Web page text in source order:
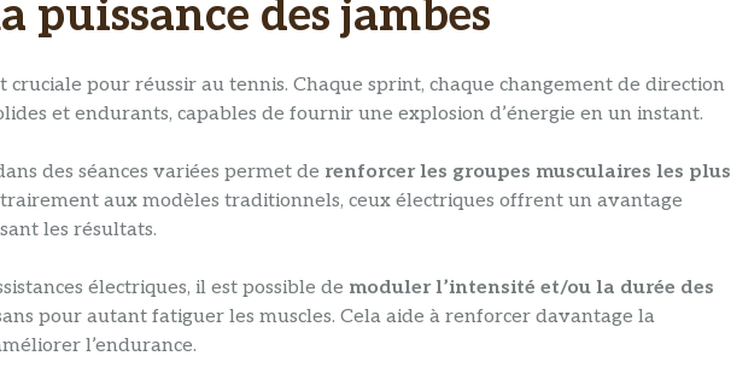
puissance des jambes
cruciale pour réussir au tennis. Chaque sprint, chaque changement de direction
et endurants, capables de fournir une explosion d’énergie en un instant.
des séances variées permet de renforcer les groupes musculaires les plus
aux modèles traditionnels, ceux électriques offrent un avantage
les résultats.
électriques, il est possible de moduler l’intensité et/ou la durée des
pour autant fatiguer les muscles. Cela aide à renforcer davantage la
l’endurance.